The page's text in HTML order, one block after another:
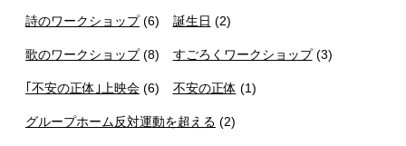
詩のワークショップ(6) 誕生日 (2)
歌のワークショップ(8) すごろくワークショップ(3)
｢不安の正体｣上映会 (6) 不安の正体 (1)
グループホーム反対運動を超える (2)